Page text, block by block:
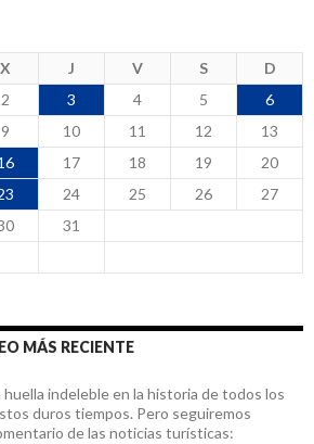
X J V S D
2 3 4 5
6
9 10 11 12
13
17 18 19
20
24 25 26
27
31
MÁS RECIENTE
indeleble en la historia de todos los
duros tiempos. Pero seguiremos
de las noticias turísticas: